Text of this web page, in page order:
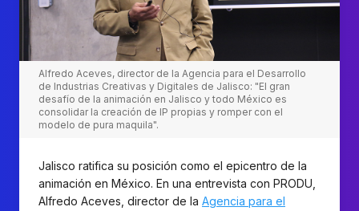
Alfredo Aceves, director de la Agencia para el Desarrollo
de Industrias Creativas y Digitales de Jalisco: "El gran
desafío de la animación en Jalisco y todo México es
consolidar la creación de IP propias y romper con el
modelo de pura maquila".
Jalisco ratifica su posición como el epicentro de la
animación en México. En una entrevista con PRODU,
Alfredo Aceves, director de la Agencia para el